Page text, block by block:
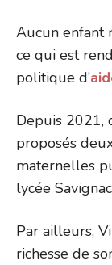
Aucun enfant
ce qui est
politique d’
Depuis 2021,
proposés
maternelles
lycée
Par ailleurs,
richesse de